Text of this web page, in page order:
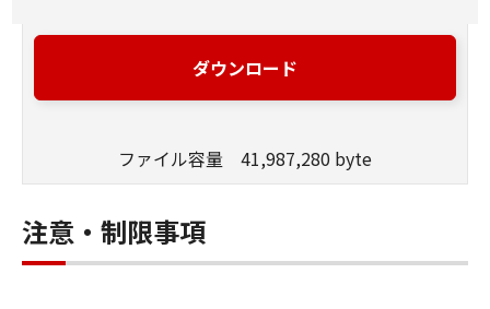
ンピューター（以下「指定機器」と言いま
す。）において、「本ソフトウェア」を使用
ること、アクセスすること、もしくは実行する
の非独占的権利をお客様に対して許諾します。
お客様は、また「指定機器」にネットワークを
通じて接続されたコンピューター上で、かかる
ダウンロード
ファイル容量 41,987,280 byte
注意・制限事項